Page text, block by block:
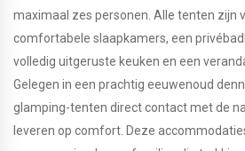
maximaal zes personen. Alle tenten zijn
comfortabele slaapkamers, een
volledig uitgeruste keuken en een
Gelegen in een prachtig eeuwenoud
glamping-tenten direct contact met de
leveren op comfort. Deze